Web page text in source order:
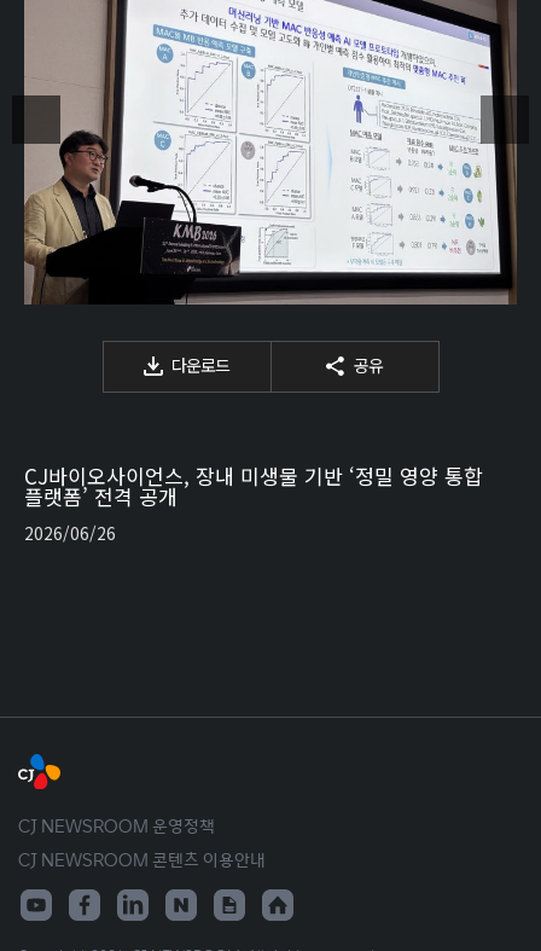
다운로드 공유
CJ바이오사이언스, 장내 미생물 기반 ‘정밀 영양 통합
플랫폼’ 전격 공개
2026/06/26
CJ NEWSROOM 운영정책
CJ NEWSROOM 콘텐츠 이용안내